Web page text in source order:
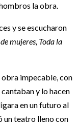
la obra.
y se escucharon
mujeres, Toda la
obra impecable, con
y lo hacen
en un futuro al
un teatro lleno con